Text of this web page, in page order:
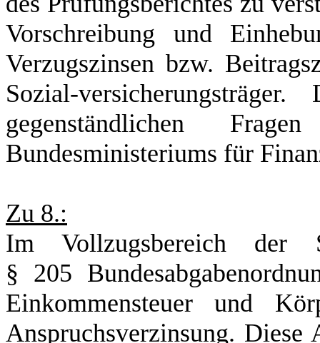
Vorschreibung und
Verzugszinsen bzw.
Sozial-
gegenständlichen
Bundesministeriums für
Zu 8.:
Im Vollzugsbereich der
§ 205
Einkommensteuer und
Anspruchsverzinsung.